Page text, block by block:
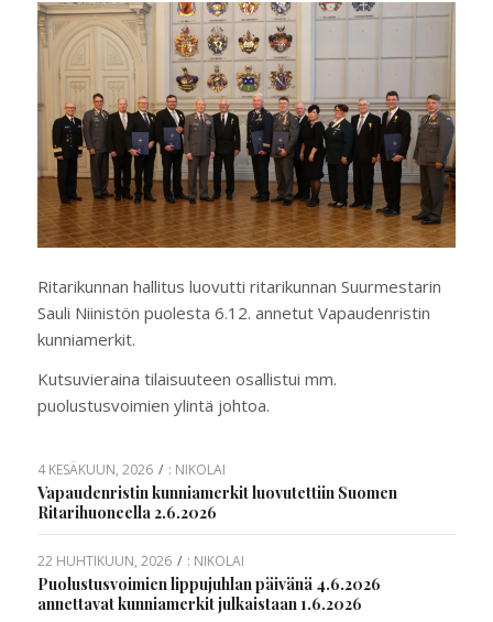
Ritarikunnan hallitus luovutti ritarikunnan Suurmestarin
Sauli Niinistön puolesta 6.12. annetut Vapaudenristin
kunniamerkit.
Kutsuvieraina tilaisuuteen osallistui mm.
puolustusvoimien ylintä johtoa.
4 KESÄKUUN, 2026 / : NIKOLAI
Vapaudenristin kunniamerkit luovutettiin Suomen
Ritarihuoneella 2.6.2026
22 HUHTIKUUN, 2026 / : NIKOLAI
Puolustusvoimien lippujuhlan päivänä 4.6.2026
annettavat kunniamerkit julkaistaan 1.6.2026